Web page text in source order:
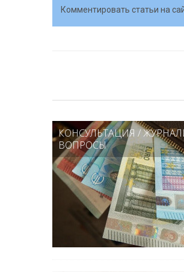
Комментировать статьи на
КОНСУЛЬТАЦИЯ /
ВОПРОСЫ